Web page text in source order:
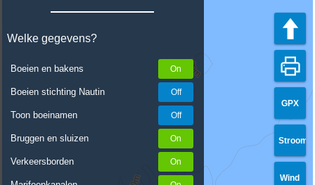
Welke gegevens?
Boeien en bakens
Boeien stichting Nautin
Toon boeinamen
Bruggen en sluizen
Verkeersborden
GPX
Stroom
Wind